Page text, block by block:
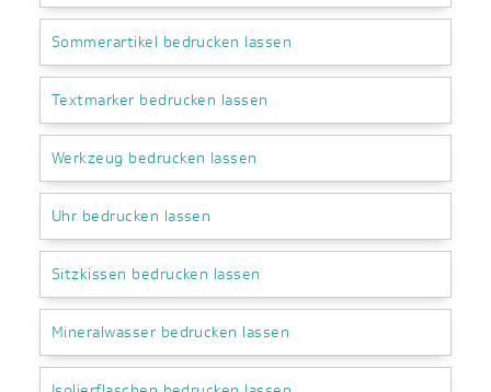
Sommerartikel bedrucken lassen
Textmarker bedrucken lassen
Werkzeug bedrucken lassen
Uhr bedrucken lassen
Sitzkissen bedrucken lassen
Mineralwasser bedrucken lassen